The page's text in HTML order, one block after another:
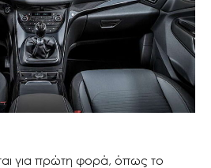
για πρώτη φορά, όπως το